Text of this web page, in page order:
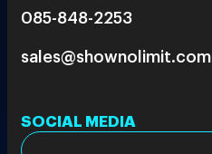
085-848-2253
sales@shownolimit.com
SOCIAL MEDIA